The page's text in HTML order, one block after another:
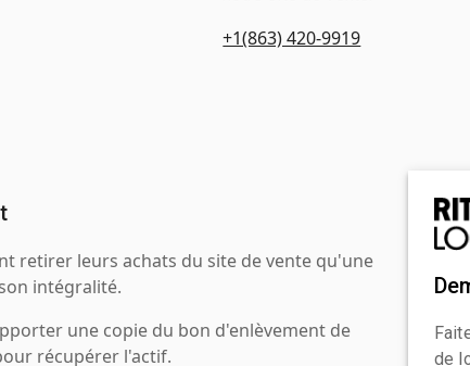
+1(863) 420-9919
retirer leurs achats du site de vente qu'une
intégralité.
une copie du bon d'enlèvement de
récupérer l'actif.
de